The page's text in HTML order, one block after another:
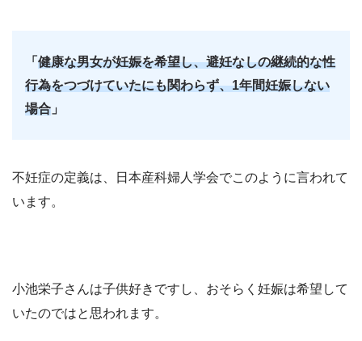
「 健康な男女が妊娠を希望し、避妊なしの継続的な性
行為をつづけていたにも関わらず、1年間妊娠しない
場合 」
不妊症の定義は、日本産科婦人学会でこのように言われて
います。
小池栄子さんは子供好きですし、おそらく妊娠は希望して
いたのではと思われます。